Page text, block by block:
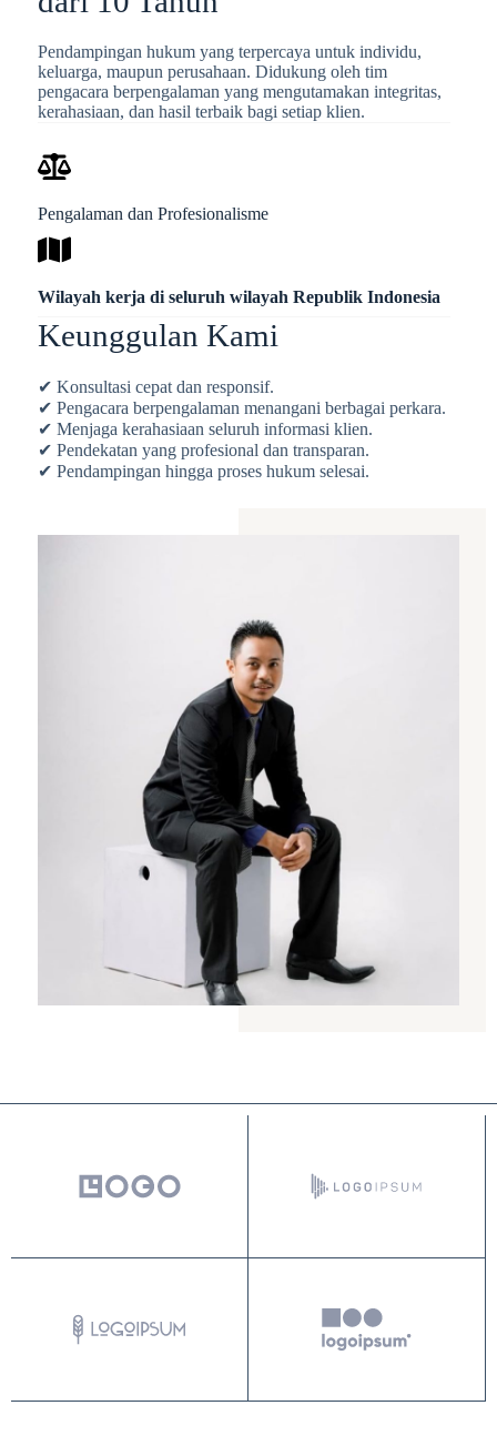
Pendampingan hukum yang terpercaya untuk individu,
keluarga, maupun perusahaan. Didukung oleh tim
pengacara berpengalaman yang mengutamakan integritas,
kerahasiaan, dan hasil terbaik bagi setiap klien.
Pengalaman dan Profesionalisme
Wilayah kerja di seluruh wilayah Republik Indonesia
Keunggulan Kami
✔ Konsultasi cepat dan responsif.
✔ Pengacara berpengalaman menangani berbagai perkara.
✔ Menjaga kerahasiaan seluruh informasi klien.
✔ Pendekatan yang profesional dan transparan.
✔ Pendampingan hingga proses hukum selesai.